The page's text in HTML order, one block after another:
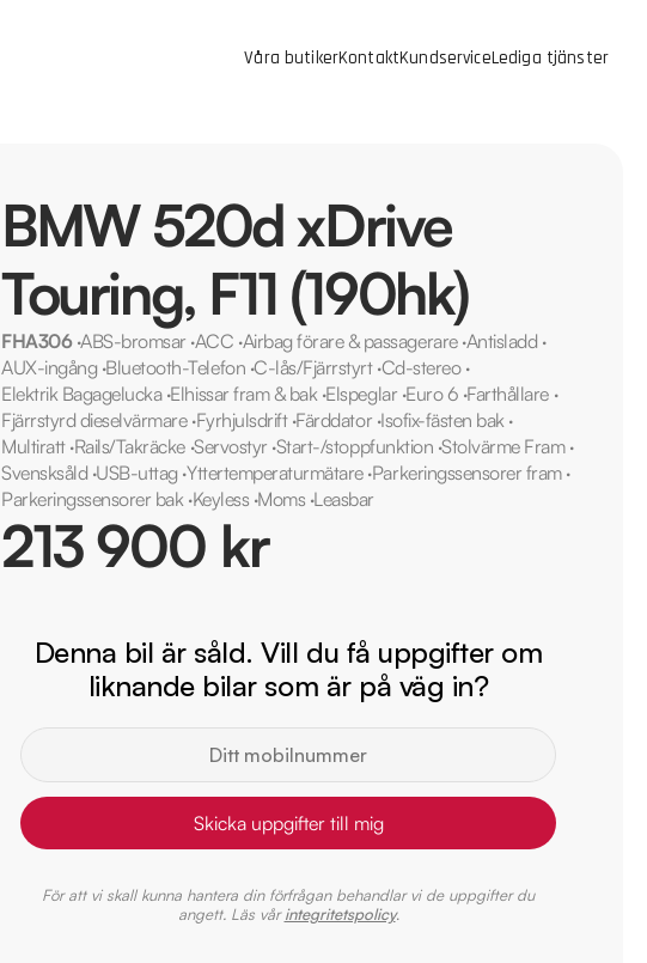
Våra butikerKontaktKundserviceLediga tjänster
BMW 520d xDrive
Touring, F11 (190hk)
FHA306·ABS-bromsar ·ACC ·Airbag förare & passagerare·Antisladd ·
AUX-ingång ·Bluetooth-Telefon ·C-lås/Fjärrstyrt·Cd-stereo·
Elektrik Bagagelucka·Elhissar fram & bak·Elspeglar ·Euro 6 ·Farthållare ·
Fjärrstyrd dieselvärmare·Fyrhjulsdrift·Färddator ·Isofix-fästen bak·
Multiratt·Rails/Takräcke ·Servostyr ·Start-/stoppfunktion ·Stolvärme Fram·
Svensksåld ·USB-uttag ·Yttertemperaturmätare·Parkeringssensorer fram·
Parkeringssensorer bak·Keyless ·Moms ·Leasbar
213 900 kr
Denna bil är såld. Vill du få uppgifter om
liknande bilar som är på väg in?
Skicka uppgifter till mig
För att vi skall kunna hantera din förfrågan behandlar vi de uppgifter du
angett. Läs vårintegritetspolicy.